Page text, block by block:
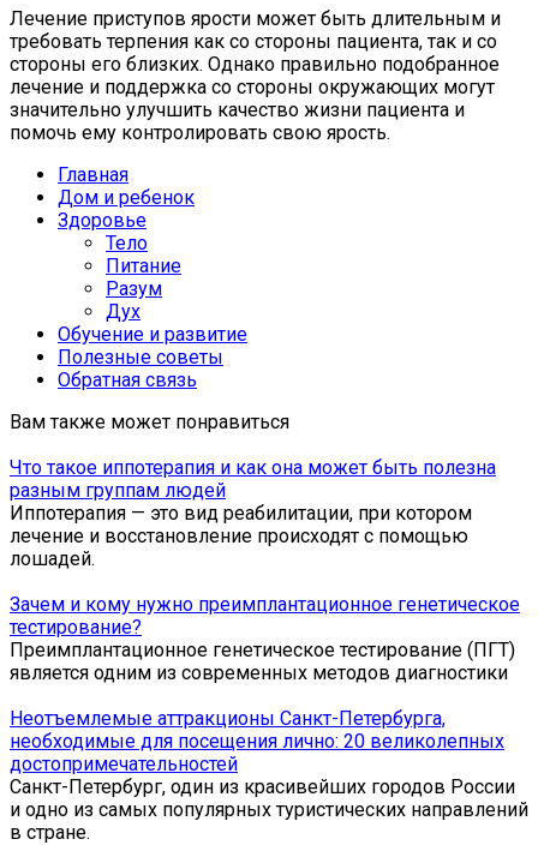
Лечение приступов ярости может быть длительным и
требовать терпения как со стороны пациента, так и со
стороны его близких. Однако правильно подобранное
лечение и поддержка со стороны окружающих могут
значительно улучшить качество жизни пациента и
помочь ему контролировать свою ярость.
Главная
Дом и ребенок
Здоровье
Тело
Питание
Разум
Дух
Обучение и развитие
Полезные советы
Обратная связь
Вам также может понравиться
Что такое иппотерапия и как она может быть полезна
разным группам людей
Иппотерапия — это вид реабилитации, при котором
лечение и восстановление происходят с помощью
лошадей.
Зачем и кому нужно преимплантационное генетическое
тестирование?
Преимплантационное генетическое тестирование (ПГТ)
является одним из современных методов диагностики
Неотъемлемые аттракционы Санкт-Петербурга,
необходимые для посещения лично: 20 великолепных
достопримечательностей
Санкт-Петербург, один из красивейших городов России
и одно из самых популярных туристических направлений
в стране.